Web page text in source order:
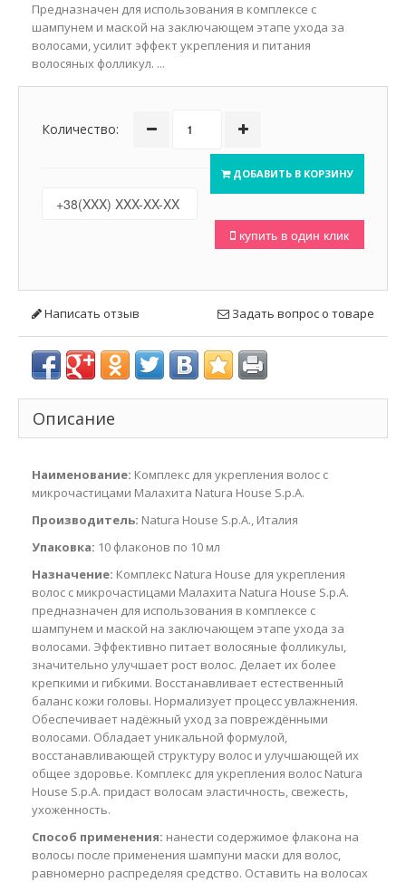
Предназначен для использования в комплексе с
шампунем и маской на заключающем этапе ухода за
волосами, усилит эффект укрепления и питания
волосяных фолликул. ...
Количество:
ДОБАВИТЬ В КОРЗИНУ
купить в один клик
Написать отзыв Задать вопрос о товаре
Описание
Наименование: Комплекс для укрепления волос с
микрочастицами Малахита Natura House S.p.A.
Производитель: Natura House S.p.A., Италия
Упаковка: 10 флаконов по 10 мл
Назначение: Комплекс Natura House для укрепления
волос с микрочастицами Малахита Natura House S.p.A.
предназначен для использования в комплексе с
шампунем и маской на заключающем этапе ухода за
волосами. Эффективно питает волосяные фолликулы,
значительно улучшает рост волос. Делает их более
крепкими и гибкими. Восстанавливает естественный
баланс кожи головы. Нормализует процесс увлажнения.
Обеспечивает надёжный уход за повреждёнными
волосами. Обладает уникальной формулой,
восстанавливающей структуру волос и улучшающей их
общее здоровье. Комплекс для укрепления волос Natura
House S.p.A. придаст волосам эластичность, свежесть,
ухоженность.
Способ применения: нанести содержимое флакона на
волосы после применения шампуни маски для волос,
равномерно распределяя средство. Оставить на волосах